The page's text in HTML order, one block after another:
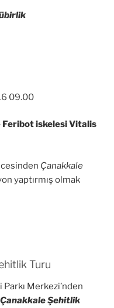
09.00
Feribot iskelesi Vitalis
Çanakkale
yaptırmış olmak
Turu
Parkı Merkezi’nden
Çanakkale Şehitlik